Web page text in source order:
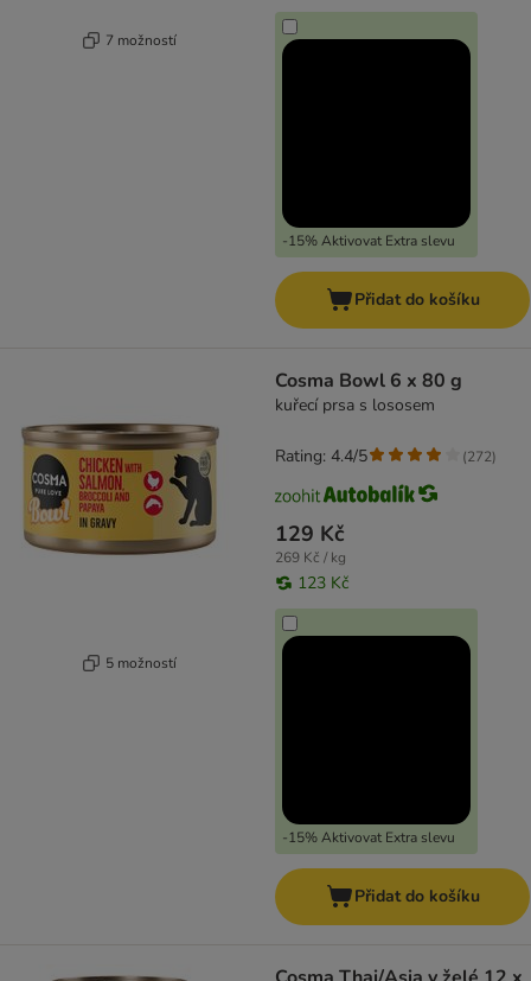
7 možností
-15% Aktivovat Extra slevu
Přidat do košíku
5 možností
Cosma Bowl 6 x 80 g
kuřecí prsa s lososem
129 Kč
269 Kč / kg
123 Kč
-15% Aktivovat Extra slevu
Rating: 4.4/5 (272)
Přidat do košíku